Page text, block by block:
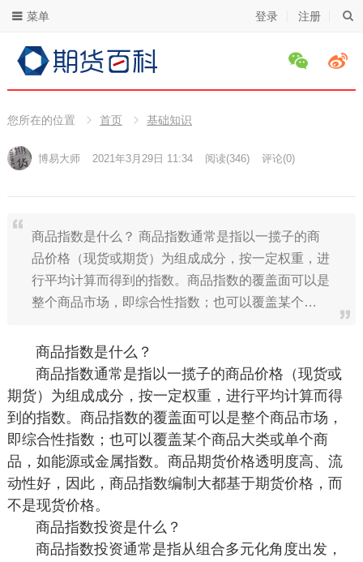
登录 注册
菜单
您所在的位置 首页 基础知识
博易大师 2021年3月29日 11:34 阅读(346) 评论(0)
商品指数是什么？ 商品指数通常是指以一揽子的商
品价格（现货或期货）为组成成分，按一定权重，进
行平均计算而得到的指数。商品指数的覆盖面可以是
整个商品市场，即综合性指数；也可以覆盖某个…
商品指数是什么？
商品指数通常是指以一揽子的商品价格（现货或
期货）为组成成分，按一定权重，进行平均计算而得
到的指数。商品指数的覆盖面可以是整个商品市场，
即综合性指数；也可以覆盖某个商品大类或单个商
品，如能源或金属指数。商品期货价格透明度高、流
动性好，因此，商品指数编制大都基于期货价格，而
不是现货价格。
商品指数投资是什么？
商品指数投资通常是指从组合多元化角度出发，